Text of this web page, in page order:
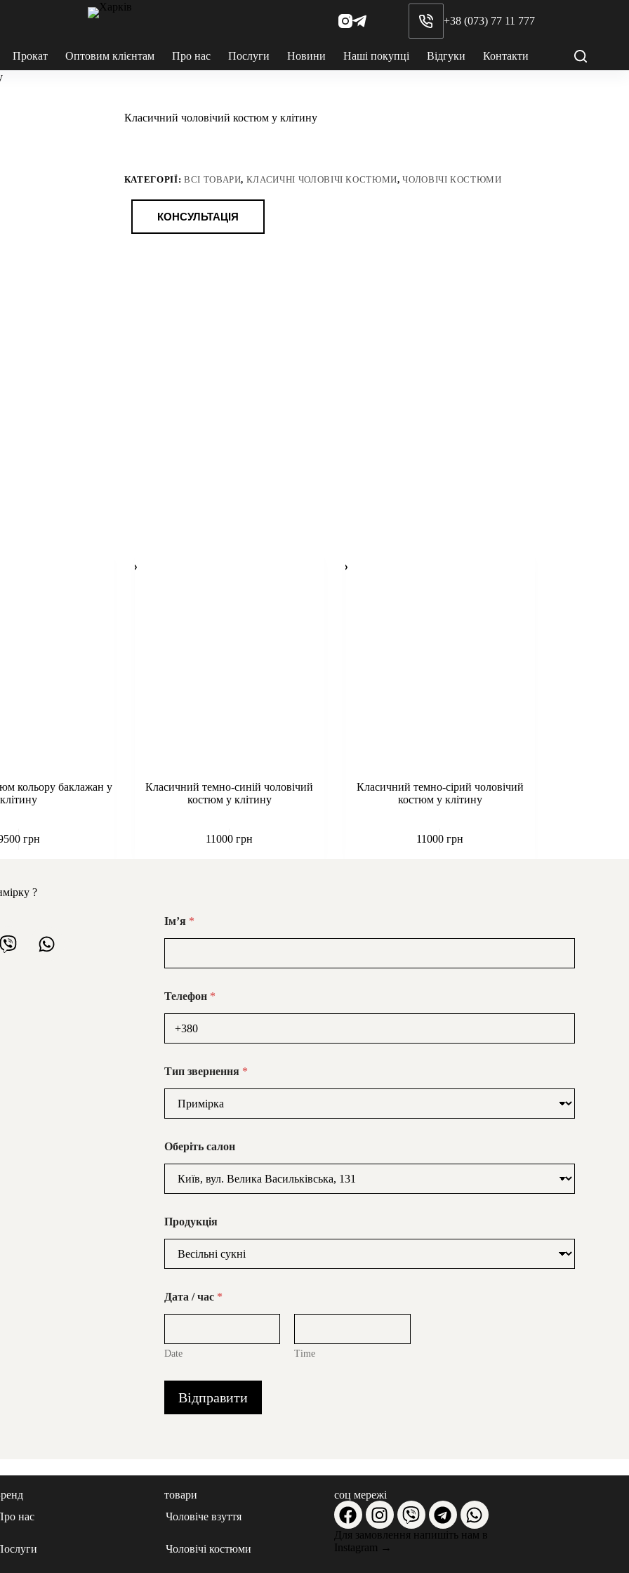
+38 (073) 77 11 777
Прокат Оптовим клієнтам Про нас Послуги Новини Наші покупці Відгуки
Контакти
Класичний чоловічий костюм у клітину
КАТЕГОРІЇ: ВСІ ТОВАРИ, КЛАСИЧНІ ЧОЛОВІЧІ КОСТЮМИ,ЧОЛОВІЧІ КОСТЮМИ
КОНСУЛЬТАЦІЯ
кольору баклажан у
клітину
грн
Класичний темно-синій чоловічий
костюм у клітину
11000грн
Класичний темно-сірий чоловічий
костюм у клітину
11000грн
?
Імʼя *
Телефон *
Тип звернення *
Оберіть салон
Продукція
Дата / час *
Date Time
Відправити
нас
товари
Чоловіче взуття
Чоловічі костюми
соц мережі
Для замовлення напишіть нам в
Instagram →